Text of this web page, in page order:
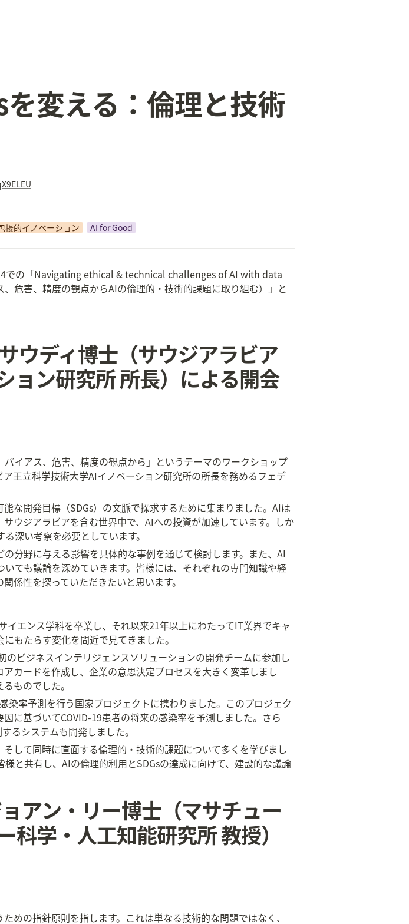
変える：倫理と技術
摂的イノベーション AI for Good
での「Navigating ethical & technical challenges of AI with data
危害、精度の観点からAIの倫理的・技術的課題に取り組む）」と
ウディ博士（サウジアラビア
ョン研究所 所長）による開会
イアス、危害、精度の観点から」というテーマのワークショップ
王立科学技術大学AIイノベーション研究所の所長を務めるフェデ
な開発目標（SDGs）の文脈で探求するために集まりました。AIは
ウジアラビアを含む世界中で、AIへの投資が加速しています。しか
深い考察を必要としています。
分野に与える影響を具体的な事例を通じて検討します。また、AI
ても議論を深めていきます。皆様には、それぞれの専門知識や経
係性を探っていただきたいと思います。
エンス学科を卒業し、それ以来21年以上にわたってIT業界でキャ
もたらす変化を間近で見てきました。
ビジネスインテリジェンスソリューションの開発チームに参加し
カードを作成し、企業の意思決定プロセスを大きく変革しまし
ものでした。
染率予測を行う国家プロジェクトに携わりました。このプロジェク
に基づいてCOVID-19患者の将来の感染率を予測しました。さら
るシステムも開発しました。
して同時に直面する倫理的・技術的課題について多くを学びまし
と共有し、AIの倫理的利用とSDGsの達成に向けて、建設的な議論
アン・リー博士（マサチュー
学・人工知能研究所 教授）
めの指針原則を指します。これは単なる技術的な問題ではなく、